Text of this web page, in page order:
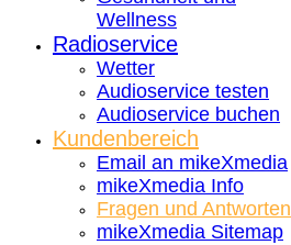
Wellness
Radioservice
Wetter
Audioservice testen
Audioservice buchen
Kundenbereich
Email an mikeXmedia
mikeXmedia Info
Fragen und Antworten
mikeXmedia Sitemap